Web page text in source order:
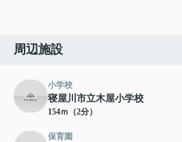
周辺施設
小学校
寝屋川市立木屋小学校
154ｍ（2分）
保育園